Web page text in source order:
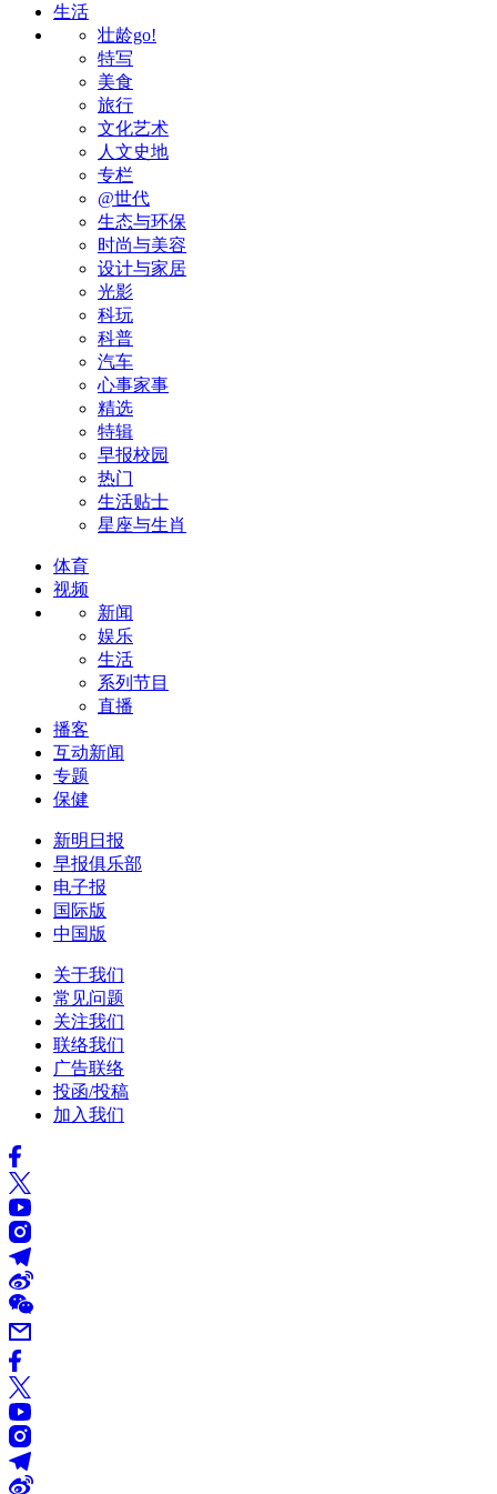
生活
壮龄go!
特写
美食
旅行
文化艺术
人文史地
专栏
@世代
生态与环保
时尚与美容
设计与家居
光影
科玩
科普
汽车
心事家事
精选
特辑
早报校园
热门
生活贴士
星座与生肖
体育
视频
新闻
娱乐
生活
系列节目
直播
播客
互动新闻
专题
保健
新明日报
早报俱乐部
电子报
国际版
中国版
关于我们
常见问题
关注我们
联络我们
广告联络
投函/投稿
加入我们